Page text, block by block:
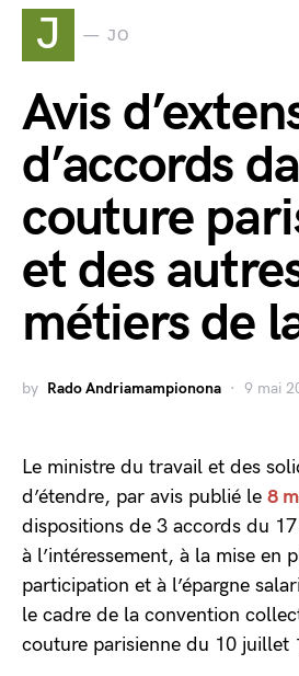
J JO
Avis
d’accords
couture
et des
métiers de
by Rado Andriamampionona 9 mai
Le ministre du travail et des
d’étendre, par avis publié le 8
dispositions de 3 accords du
à l’intéressement, à la mise en
participation et à l’épargne
le cadre de la convention
couture parisienne du 10 juillet